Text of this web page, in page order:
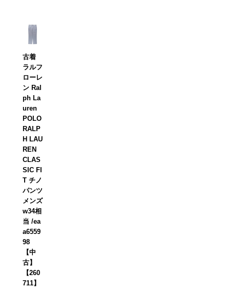
古着
ラルフ
ローレ
ン Ral
ph La
uren
POLO
RALP
H LAU
REN
CLAS
SIC FI
T チノ
パンツ
メンズ
w34相
当 /ea
a6559
98
【中
古】
【260
711】